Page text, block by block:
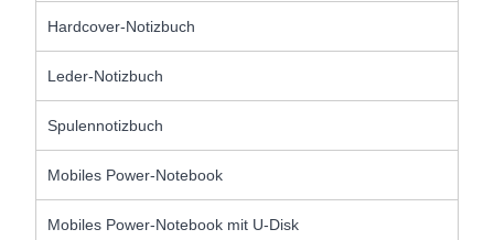
Hardcover-Notizbuch
Leder-Notizbuch
Spulennotizbuch
Mobiles Power-Notebook
Mobiles Power-Notebook mit U-Disk